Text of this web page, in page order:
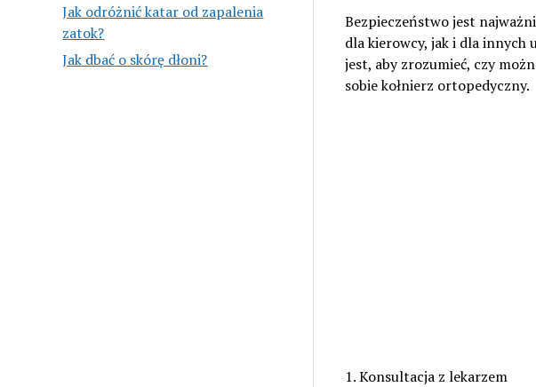
Jak odróżnić katar od zapalenia
zatok?
Jak dbać o skórę dłoni?
Bezpieczeństwo jest
dla kierowcy, jak i dla innych
jest, aby zrozumieć, czy
sobie kołnierz ortopedyczny.
1. Konsultacja z lekarzem